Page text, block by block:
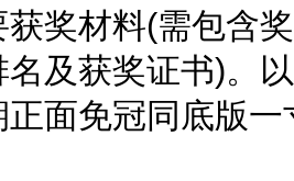
获奖材料(需包含
名及获奖证书)。
正面免冠同底版